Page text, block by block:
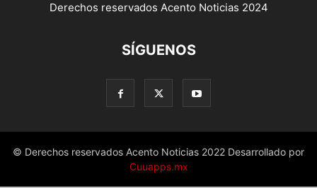
Derechos reservados Acento Noticias 2024
SÍGUENOS
© Derechos reservados Acento Noticias 2022 Desarrollado por
Cuuapps.mx